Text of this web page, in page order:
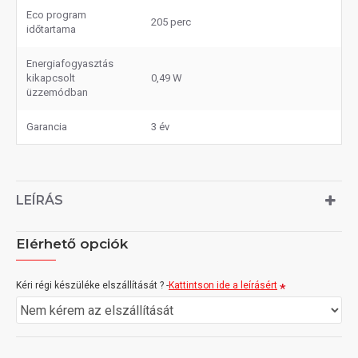
Eco program
időtartama
205 perc
Energiafogyasztás
kikapcsolt
üzzemódban
0,49 W
Garancia 3 év
LEÍRÁS
Elérhető opciók
Kéri régi készüléke elszállítását ? -Kattintson ide a leírásért